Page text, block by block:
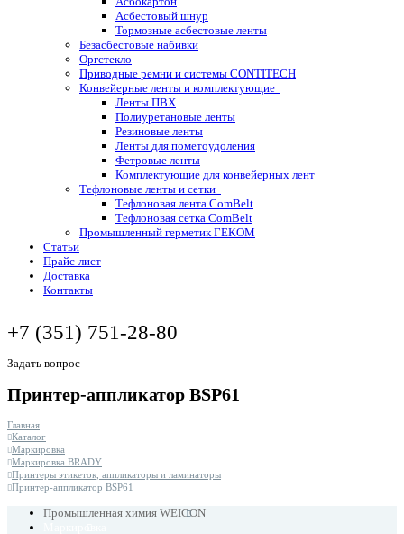
Асбестовый шнур
Тормозные асбестовые ленты
Безасбестовые набивки
Оргстекло
Приводные ремни и системы CONTITECH
Конвейерные ленты и комплектующие
Ленты ПВХ
Полиуретановые ленты
Резиновые ленты
Ленты для пометоудоления
Фетровые ленты
Комплектующие для конвейерных лент
Тефлоновые ленты и сетки
Тефлоновая лента ComBelt
Тефлоновая сетка ComBelt
Промышленный герметик ГЕКОМ
Статьи
Прайс-лист
Доставка
Контакты
+7 (351) 751-28-80
Задать вопрос
Принтер-аппликатор BSP61
Главная
Каталог
Маркировка
Маркировка BRADY
Принтеры этикеток, аппликаторы и ламинаторы
Принтер-аппликатор BSP61
Промышленная химия WEICON